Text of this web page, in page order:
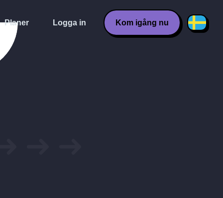
Planer Logga in Kom igång nu